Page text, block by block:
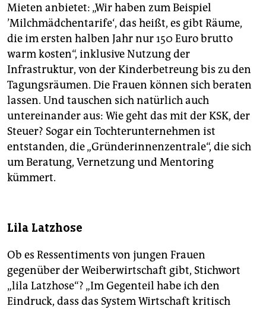
Mieten anbietet: „Wir haben zum Beispiel
’Milchmädchentarife‘, das heißt, es gibt Räume,
die im ersten halben Jahr nur 150 Euro brutto
warm kosten“, inklusive Nutzung der
Infrastruktur, von der Kinderbetreung bis zu den
Tagungsräumen. Die Frauen können sich beraten
lassen. Und tauschen sich natürlich auch
untereinander aus: Wie geht das mit der KSK, der
Steuer? Sogar ein Tochterunternehmen ist
entstanden, die „Gründerinnenzentrale“, die sich
um Beratung, Vernetzung und Mentoring
kümmert.
Lila Latzhose
Ob es Ressentiments von jungen Frauen
gegenüber der Weiberwirtschaft gibt, Stichwort
„lila Latzhose“? „Im Gegenteil habe ich den
Eindruck, dass das System Wirtschaft kritisch